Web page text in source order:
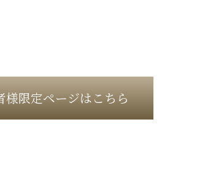
様限定ページはこちら